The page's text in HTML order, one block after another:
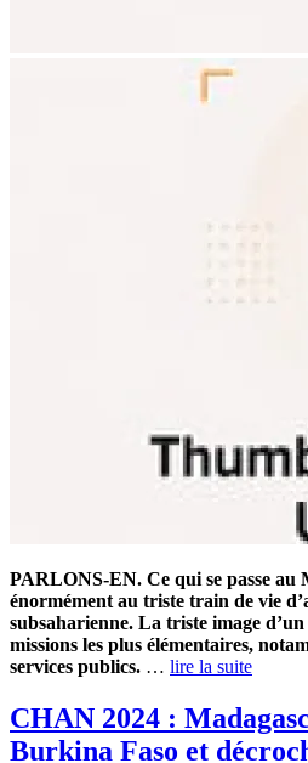
PARLONS-EN. Ce qui se passe au
énormément au triste train de vie
subsaharienne. La triste image
missions les plus élémentaires,
services publics. … lire la suite
CHAN 2024 :
Burkina Faso et